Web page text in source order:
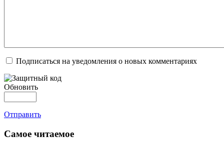
Подписаться на уведомления о новых комментариях
Обновить
Отправить
Самое читаемое